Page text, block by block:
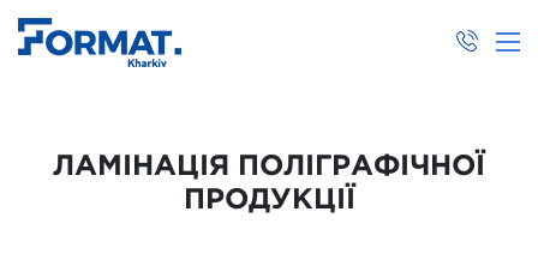
ЛАМІНАЦІЯ ПОЛІГРАФІЧНОЇ
ПРОДУКЦІЇ